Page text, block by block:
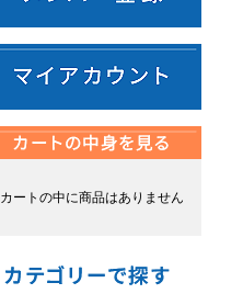
カートの中に商品はありません